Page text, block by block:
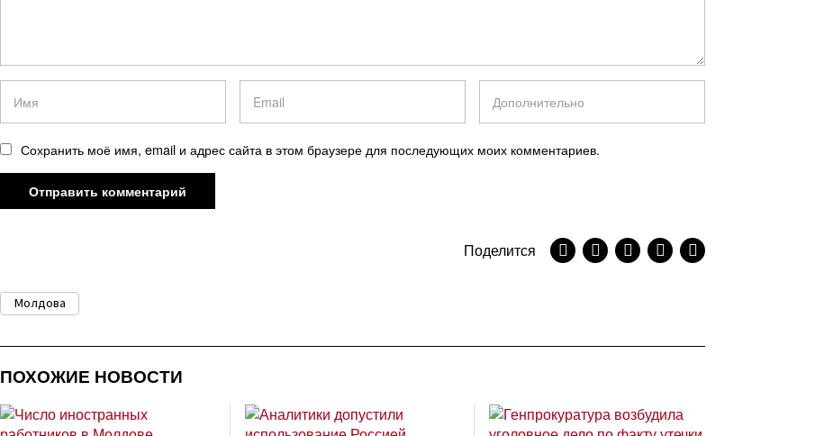
Сохранить моё имя, email и адрес сайта в этом браузере для последующих моих комментариев.
Поделится
Молдова
ПОХОЖИЕ НОВОСТИ